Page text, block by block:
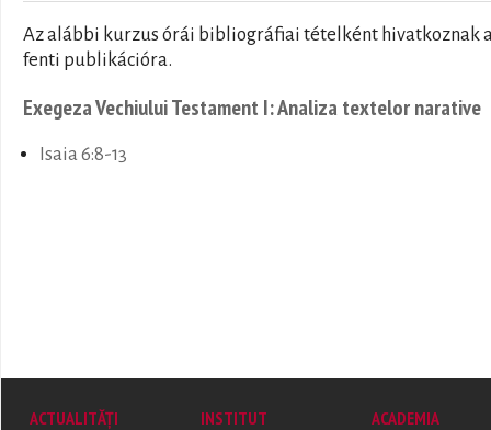
Az alábbi kurzus órái bibliográfiai tételként hivatkoznak
fenti publikációra.
Exegeza Vechiului Testament I: Analiza textelor narative
Isaia 6:8-13
ACTUALITĂȚI
INSTITUT
ACADEMIA